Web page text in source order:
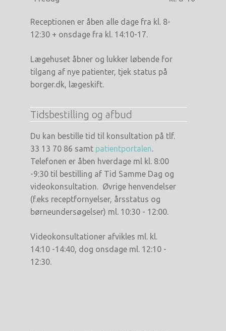
Receptionen er åben alle dage fra kl. 8-
12:30 + onsdage fra kl. 14:10-17.
Lægehuset åbner og lukker løbende for
tilgang af nye patienter, tjek status på
borger.dk, lægeskift.
Tidsbestilling og afbud
Du kan bestille tid til konsultation på tlf.
33 13 70 86 samt patientportalen.
Telefonen er åben hverdage ml kl. 8:00
-9:30 til bestilling af Tid Samme Dag og
videokonsultation. Øvrige henvendelser
(f.eks receptfornyelser, årsstatus og
børneundersøgelser) ml. 10:30 - 12:00.
Videokonsultationer afvikles ml. kl.
14:10 -14:40, dog onsdage ml. 12:10 -
12:30.